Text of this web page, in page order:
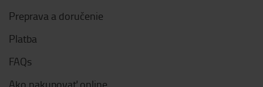
Preprava a doručenie
Platba
FAQs
Ako nakupovať online